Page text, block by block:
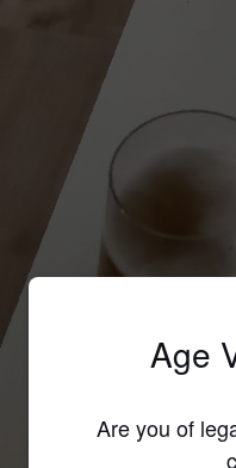
Age
Are you of